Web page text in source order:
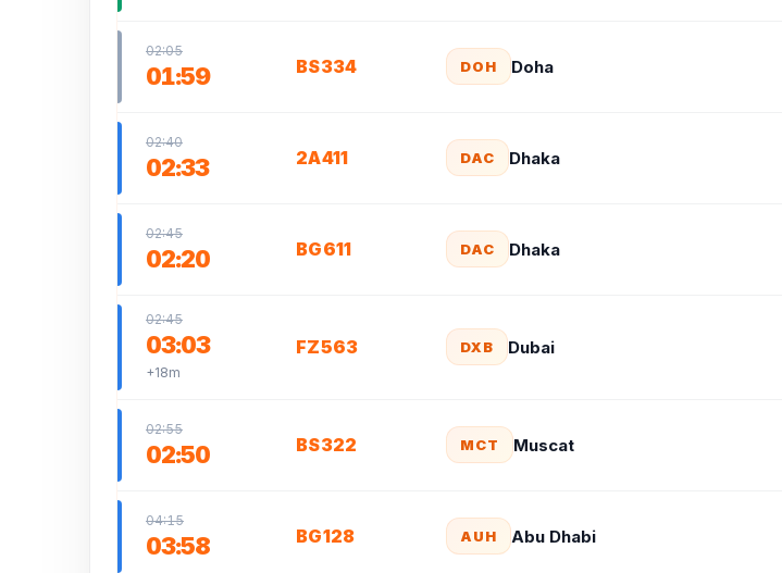
02:05
01:59 BS334 DOH Doha
02:40
02:33 2A411 DAC Dhaka
02:45
02:20 BG611 DAC Dhaka
02:45
03:03
+18m
FZ563 DXB Dubai
02:55
02:50 BS322 MCT Muscat
04:15
03:58 BG128 AUH Abu Dhabi